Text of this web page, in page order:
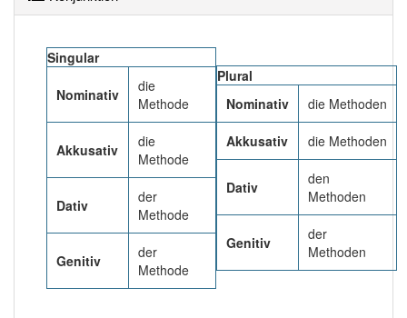
Singular
Nominativ
die
Methode
Akkusativ
die
Methode
Dativ
der
Methode
Genitiv
der
Methode
Plural
Nominativ
die Methoden
Akkusativ die Methoden
Dativ
den
Methoden
Genitiv
der
Methoden